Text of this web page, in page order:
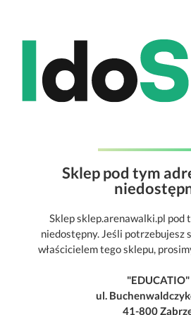
Sklep pod tym
Sklep sklep.arenawalki.pl pod
niedostępny. Jeśli potrzebujesz
właścicielem tego sklepu,
"EDUCATIO"
ul.
41-800